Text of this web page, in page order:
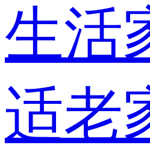
生活
适老